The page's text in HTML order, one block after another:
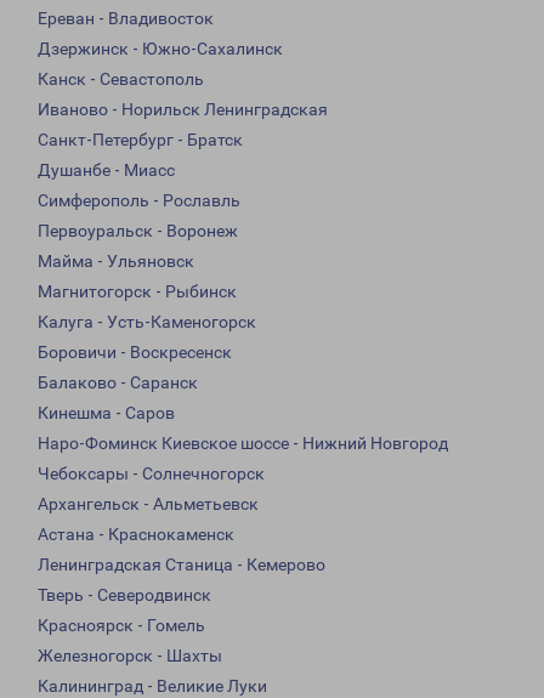
Ереван - Владивосток
Дзержинск - Южно-Сахалинск
Канск - Севастополь
Иваново - Норильск Ленинградская
Санкт-Петербург - Братск
Душанбе - Миасс
Симферополь - Рославль
Первоуральск - Воронеж
Майма - Ульяновск
Магнитогорск - Рыбинск
Калуга - Усть-Каменогорск
Боровичи - Воскресенск
Балаково - Саранск
Кинешма - Саров
Наро-Фоминск Киевское шоссе - Нижний Новгород
Чебоксары - Солнечногорск
Архангельск - Альметьевск
Астана - Краснокаменск
Ленинградская Станица - Кемерово
Тверь - Северодвинск
Красноярск - Гомель
Железногорск - Шахты
Калининград - Великие Луки